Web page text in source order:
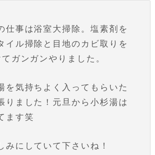
仕事は浴室大掃除。塩素剤を
イル掃除と目地のカビ取りを
ガンガンやりました。
を気持ちよく入ってもらいた
りました！元旦から小杉湯は
ます笑
みにしていて下さいね！